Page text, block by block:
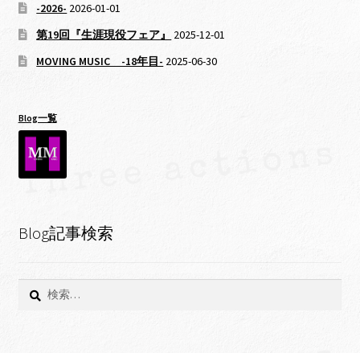
-2026- 2026-01-01
第19回『生涯現役フェア』
2025-12-01
MOVING MUSIC -18年目- 2025-06-30
Blog一覧
Blog記事検索